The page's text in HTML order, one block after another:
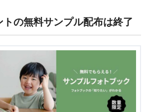
の無料サンプルはもう手に入りませんか？
トの無料サンプル配布は終了